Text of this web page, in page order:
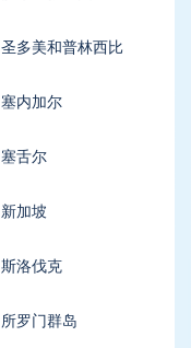
圣多美和普林西比
塞内加尔
塞舌尔
新加坡
斯洛伐克
所罗门群岛